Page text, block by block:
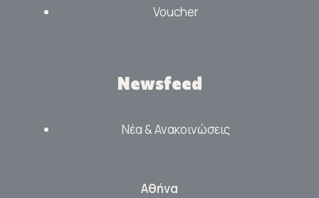
Voucher
Newsfeed
Νέα & Ανακοινώσεις
Αθήνα